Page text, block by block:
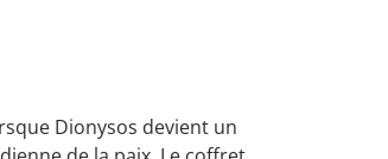
Dionysos devient un